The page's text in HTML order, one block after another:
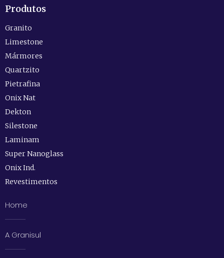
Produtos
Granito
Limestone
Mármores
Quartzito
Pietrafina
Onix Nat
Dekton
Silestone
Laminam
Super Nanoglass
Onix Ind.
Revestimentos
Home
A Granisul